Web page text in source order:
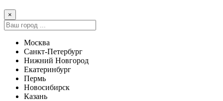
×
Москва
Санкт-Петербург
Нижний Новгород
Екатеринбург
Пермь
Новосибирск
Казань